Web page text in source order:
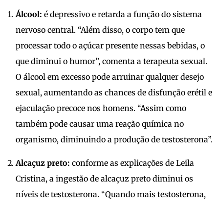
Álcool: é depressivo e retarda a função do sistema
nervoso central. “Além disso, o corpo tem que
processar todo o açúcar presente nessas bebidas, o
que diminui o humor”, comenta a terapeuta sexual.
O álcool em excesso pode arruinar qualquer desejo
sexual, aumentando as chances de disfunção erétil e
ejaculação precoce nos homens. “Assim como
também pode causar uma reação química no
organismo, diminuindo a produção de testosterona”.
Alcaçuz preto: conforme as explicações de Leila
Cristina, a ingestão de alcaçuz preto diminui os
níveis de testosterona. “Quando mais testosterona,